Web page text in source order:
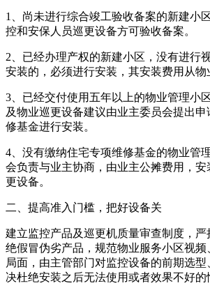
1、尚未进行综合竣工验收备案的新建小
控和安保人员巡更设备方可验收备案。
2、已经办理产权的新建小区，没有进行
安装的，必须进行安装，其安装费用从物
3、已经交付使用五年以上的物业管理小
及物业巡更设备建议由业主委员会提出
修基金进行安装。
4、没有缴纳住宅专项维修基金的物业管
会负责与业主协商，由业主公摊费用，
更设备。
二、提高准入门槛，把好设备关
建立监控产品及巡更机质量审查制度，
绝假冒伪劣产品，规范物业服务小区视
局面，由主管部门对监控设备的前期选
决杜绝安装之后无法使用或者效果不好的